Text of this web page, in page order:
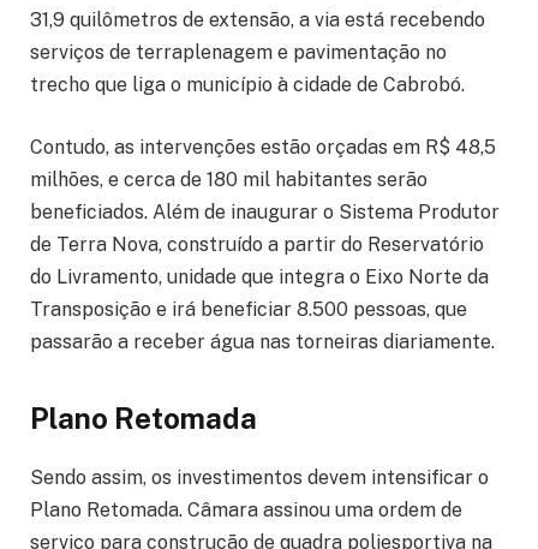
31,9 quilômetros de extensão, a via está recebendo
serviços de terraplenagem e pavimentação no
trecho que liga o município à cidade de Cabrobó.
Contudo, as intervenções estão orçadas em R$ 48,5
milhões, e cerca de 180 mil habitantes serão
beneficiados. Além de inaugurar o Sistema Produtor
de Terra Nova, construído a partir do Reservatório
do Livramento, unidade que integra o Eixo Norte da
Transposição e irá beneficiar 8.500 pessoas, que
passarão a receber água nas torneiras diariamente.
Plano Retomada
Sendo assim, os investimentos devem intensificar o
Plano Retomada. Câmara assinou uma ordem de
serviço para construção de quadra poliesportiva na